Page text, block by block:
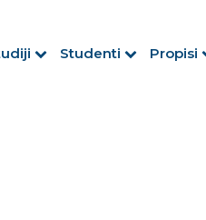
Studenti Propisi